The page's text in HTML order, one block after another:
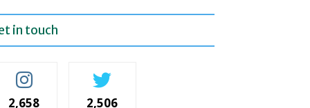
in touch
2,658 2,506